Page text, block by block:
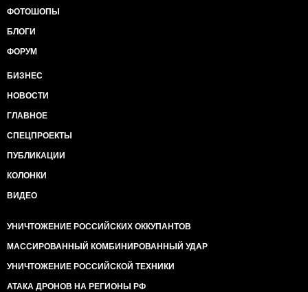
ФОТОШОПЫ
БЛОГИ
ФОРУМ
БИЗНЕС
НОВОСТИ
ГЛАВНОЕ
СПЕЦПРОЕКТЫ
ПУБЛИКАЦИИ
КОЛОНКИ
ВИДЕО
УНИЧТОЖЕНИЕ РОССИЙСКИХ ОККУПАНТОВ
МАССИРОВАННЫЙ КОМБИНИРОВАННЫЙ УДАР
УНИЧТОЖЕНИЕ РОССИЙСКОЙ ТЕХНИКИ
АТАКА ДРОНОВ НА РЕГИОНЫ РФ